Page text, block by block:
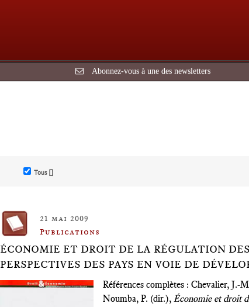
Abonnez-vous à une des newsletters
Tous []
21 mai 2009
Publications
ÉCONOMIE ET DROIT DE LA RÉGULATION
PERSPECTIVES DES PAYS EN VOIE DE
Références complètes : Chevalier,
Noumba, P. (dir.), Économie et droit